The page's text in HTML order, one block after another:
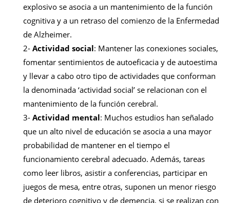
explosivo se asocia a un mantenimiento de la función
cognitiva y a un retraso del comienzo de la Enfermedad
de Alzheimer.
2- Actividad social: Mantener las conexiones sociales,
fomentar sentimientos de autoeficacia y de autoestima
y llevar a cabo otro tipo de actividades que conforman
la denominada ‘actividad social’ se relacionan con el
mantenimiento de la función cerebral.
3- Actividad mental: Muchos estudios han señalado
que un alto nivel de educación se asocia a una mayor
probabilidad de mantener en el tiempo el
funcionamiento cerebral adecuado. Además, tareas
como leer libros, asistir a conferencias, participar en
juegos de mesa, entre otras, suponen un menor riesgo
de deterioro cognitivo y de demencia, si se realizan con